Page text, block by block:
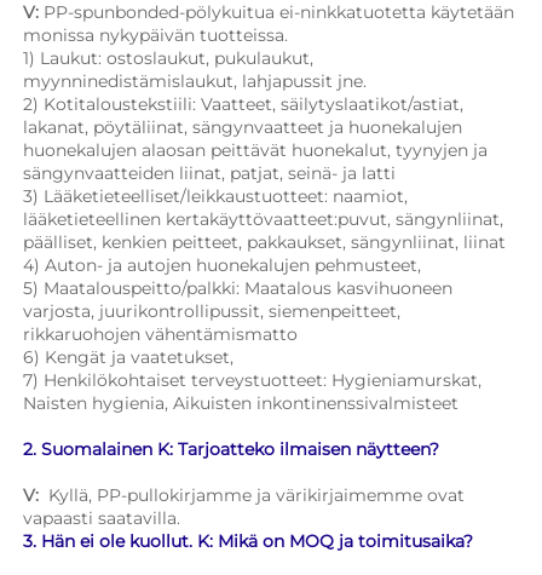
V: PP-spunbonded-pölykuitua ei-ninkkatuotetta käytetään
monissa nykypäivän tuotteissa.
1) Laukut: ostoslaukut, pukulaukut,
myynninedistämislaukut, lahjapussit jne.
2) Kotitaloustekstiili: Vaatteet, säilytyslaatikot/astiat,
lakanat, pöytäliinat, sängynvaatteet ja huonekalujen
huonekalujen alaosan peittävät huonekalut, tyynyjen ja
sängynvaatteiden liinat, patjat, seinä- ja latti
3) Lääketieteelliset/leikkaustuotteet: naamiot,
lääketieteellinen kertakäyttövaatteet:puvut, sängynliinat,
päälliset, kenkien peitteet, pakkaukset, sängynliinat, liinat
4) Auton- ja autojen huonekalujen pehmusteet,
5) Maatalouspeitto/palkki: Maatalous kasvihuoneen
varjosta, juurikontrollipussit, siemenpeitteet,
rikkaruohojen vähentämismatto
6) Kengät ja vaatetukset,
7) Henkilökohtaiset terveystuotteet: Hygieniamurskat,
Naisten hygienia, Aikuisten inkontinenssivalmisteet
2. Suomalainen K: Tarjoatteko ilmaisen näytteen?
V: Kyllä, PP-pullokirjamme ja värikirjaimemme ovat
vapaasti saatavilla.
3. Hän ei ole kuollut. K: Mikä on MOQ ja toimitusaika?